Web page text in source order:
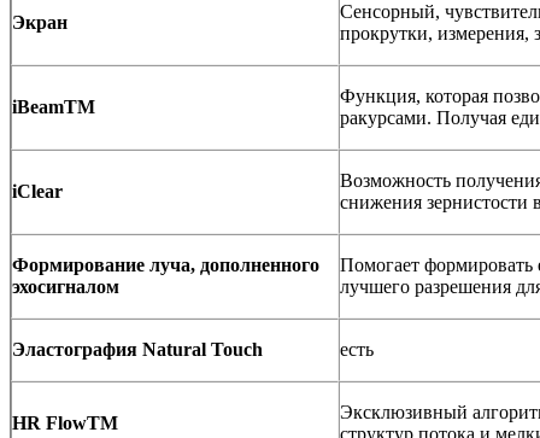
Экран
Сенсорный,
прокрутки, измерения,
iBeamTM
Функция, которая
ракурсами. Получая
iClear
Возможность
снижения зернистости
Формирование луча, дополненного
эхосигналом
Помогает формировать
лучшего разрешения
Эластография Natural Touch есть
HR FlowTM
Эксклюзивный